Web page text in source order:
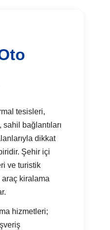
tesisleri,
bağlantıları
dikkat
Şehir içi
ve turistik
araç kiralama
hizmetleri;